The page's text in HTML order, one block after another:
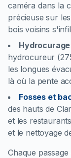
caméra dans la
précieuse sur
bois voisins
hydrocureur
les longues
là où la pente
Fosses et
des hauts de
et les
et le nettoyage
Chaque